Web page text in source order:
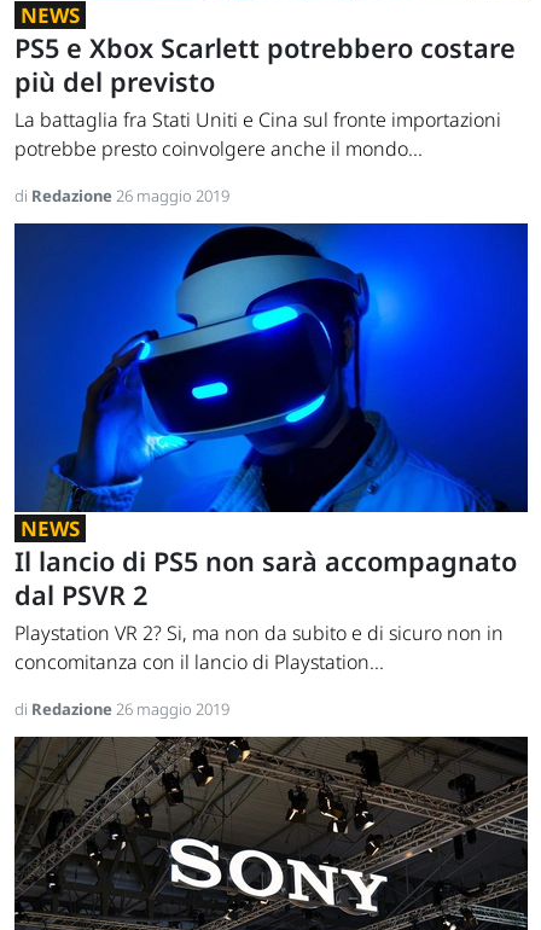
NEWS
PS5 e Xbox Scarlett potrebbero costare
più del previsto
La battaglia fra Stati Uniti e Cina sul fronte importazioni
potrebbe presto coinvolgere anche il mondo...
di Redazione26 maggio 2019
NEWS
Il lancio di PS5 non sarà accompagnato
dal PSVR 2
Playstation VR 2? Si, ma non da subito e di sicuro non in
concomitanza con il lancio di Playstation...
di Redazione26 maggio 2019